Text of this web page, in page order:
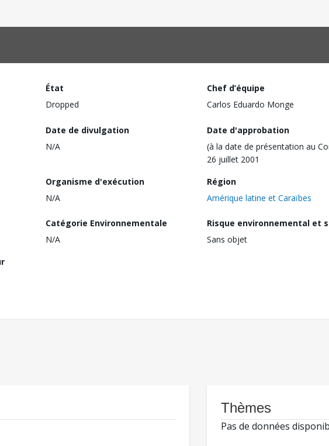
État
Dropped
Chef d’équipe
Carlos Eduardo Monge
Date de divulgation
N/A
Date d'approbation
(à la date de présentation au
26 juillet 2001
Organisme d'exécution
N/A
Région
Amérique latine et Caraïbes
Catégorie Environnementale
N/A
Risque environnemental et
Sans objet
Thèmes
Pas de données